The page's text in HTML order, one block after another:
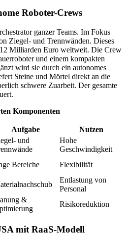
Roboter-Crews
ganzer Teams. Im Fokus
Ziegel- und Trennwänden. Dieses
Milliarden Euro weltweit. Die Crew
und einem kompakten
wird sie durch ein autonomes
Steine und Mörtel direkt an die
schwere Zuarbeit. Der gesamte
Komponenten
Aufgabe
Nutzen
und
Hohe
Geschwindigkeit
Bereiche
Flexibilität
Entlastung von
Personal
&
Risikoreduktion
mit RaaS-Modell